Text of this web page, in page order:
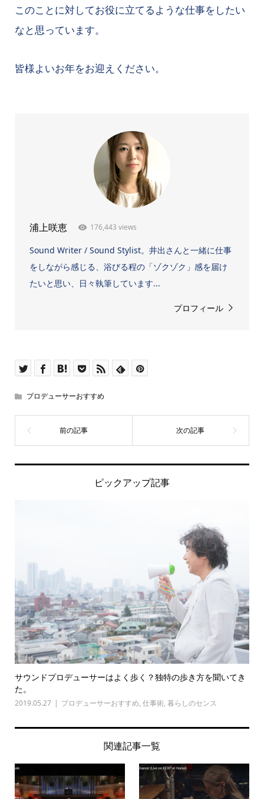
このことに対してお役に立てるような仕事をしたい
なと思っています。
皆様よいお年をお迎えください。
浦上咲恵 176,443 views
Sound Writer / Sound Stylist。井出さんと一緒に仕事
をしながら感じる、浴びる程の「ゾクゾク」感を届け
たいと思い、日々執筆しています...
プロフィール
プロデューサーおすすめ
ピックアップ記事
サウンドプロデューサーはよく歩く？独特の歩き方を聞いてき
た。
2019.05.27 プロデューサーおすすめ, 仕事術, 暮らしのセンス
関連記事一覧